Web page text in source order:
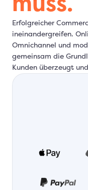
Erfolgreicher
ineinandergreifen.
Omnichannel und
gemeinsam die
Kunden überzeugt